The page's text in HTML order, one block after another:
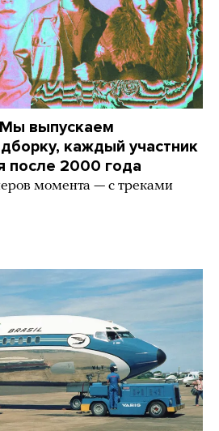
выпускаем
каждый участник
после 2000 года
момента — с треками